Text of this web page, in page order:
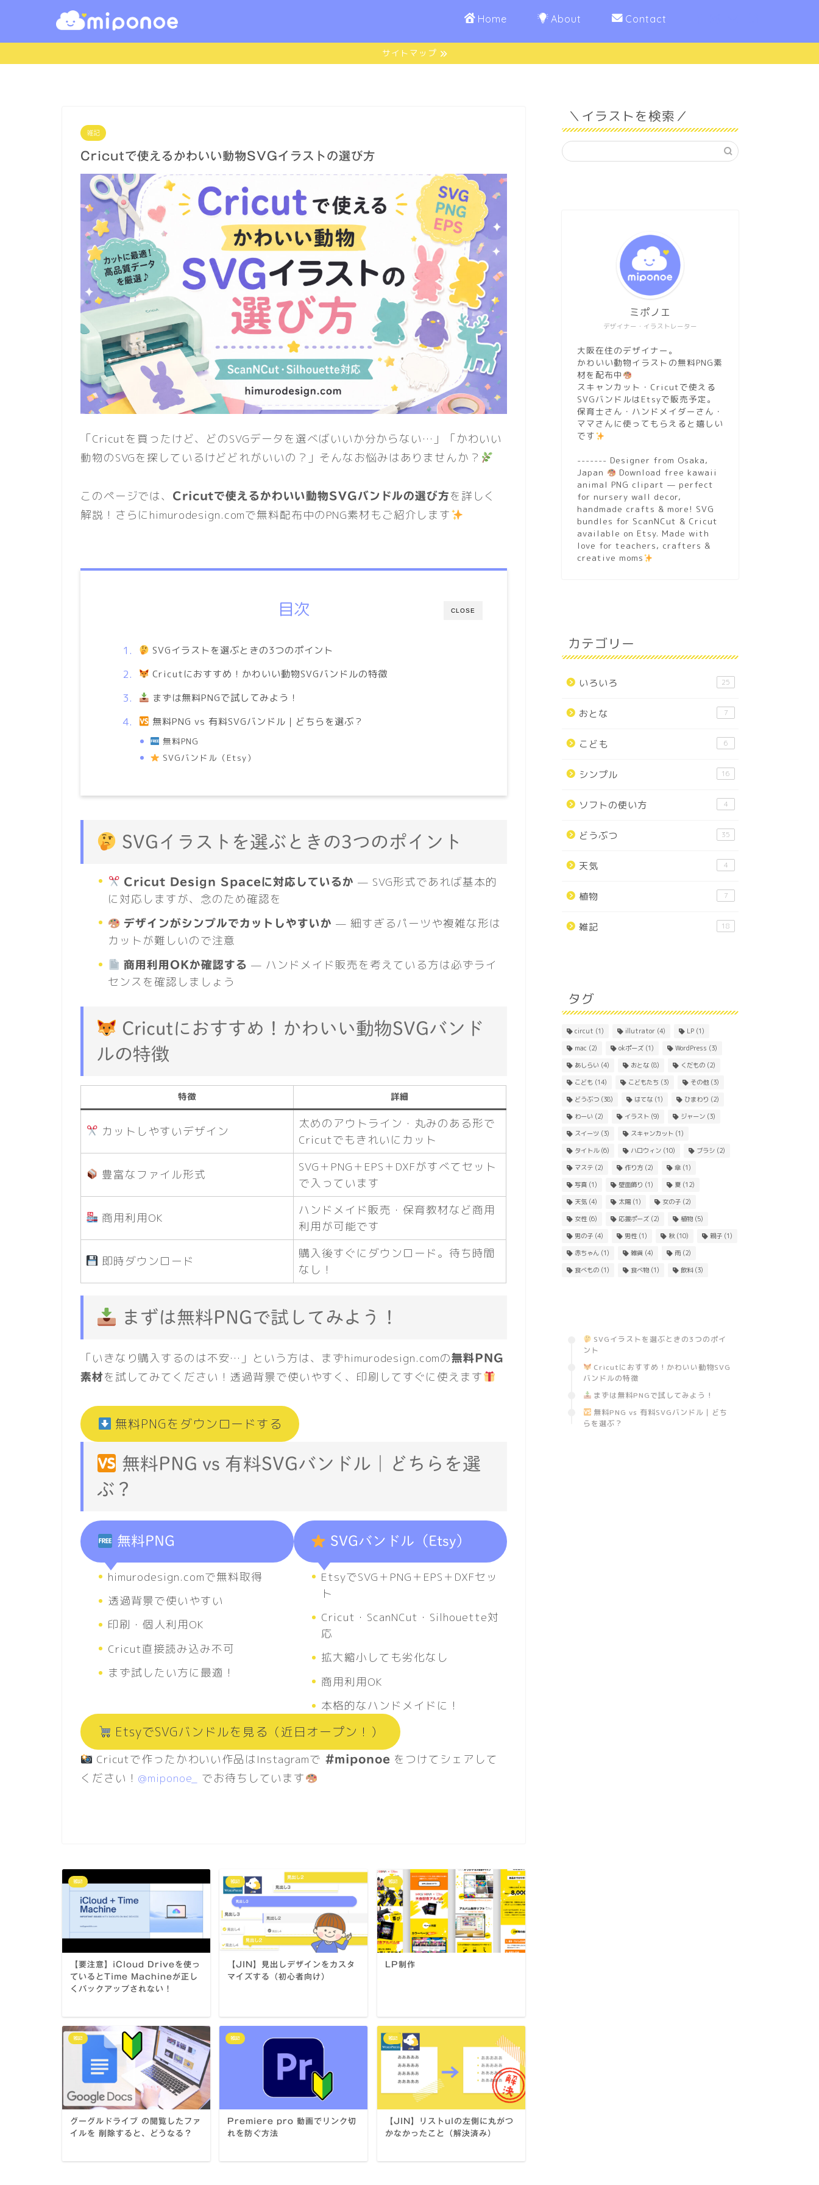
Home About Contact
サイトマップ
雑記
Cricutで使えるかわいい動物SVGイラストの選び方
「Cricutを買ったけど、どのSVGデータを選べばいいか分からない…」「かわいい
動物のSVGを探しているけどどれがいいの？」そんなお悩みはありませんか？
このページでは、 Cricutで使えるかわいい動物SVGバンドルの選び方 を詳しく
解説！さらにhimurodesign.comで無料配布中のPNG素材もご紹介します
CLOSE
目次
SVGイラストを選ぶときの3つのポイント
Cricutにおすすめ！かわいい動物SVGバンドルの特徴
まずは無料PNGで試してみよう！
無料PNG vs 有料SVGバンドル｜どちらを選ぶ？
無料PNG
SVGバンドル（Etsy）
SVGイラストを選ぶときの3つのポイント
Cricut Design Spaceに対応しているか — SVG形式であれば基本的
に対応しますが、念のため確認を
デザインがシンプルでカットしやすいか — 細すぎるパーツや複雑な形は
カットが難しいので注意
商用利用OKか確認する — ハンドメイド販売を考えている方は必ずライ
センスを確認しましょう
Cricutにおすすめ！かわいい動物SVGバンド
ルの特徴
特徴 詳細
カットしやすいデザイン
太めのアウトライン・丸みのある形で
Cricutでもきれいにカット
豊富なファイル形式
SVG＋PNG＋EPS＋DXFがすべてセット
で入っています
商用利用OK
ハンドメイド販売・保育教材など商用
利用が可能です
即時ダウンロード
購入後すぐにダウンロード。待ち時間
なし！
まずは無料PNGで試してみよう！
「いきなり購入するのは不安…」という方は、まずhimurodesign.comの無料PNG
素材を試してみてください！透過背景で使いやすく、印刷してすぐに使えます
無料PNGをダウンロードする
無料PNG vs 有料SVGバンドル｜どちらを選
ぶ？
無料PNG
himurodesign.comで無料取得
透過背景で使いやすい
印刷・個人利用OK
Cricut直接読み込み不可
まず試したい方に最適！
SVGバンドル（Etsy）
EtsyでSVG＋PNG＋EPS＋DXFセッ
ト
Cricut・ScanNCut・Silhouette対
応
拡大縮小しても劣化なし
商用利用OK
本格的なハンドメイドに！
EtsyでSVGバンドルを見る（近日オープン！）
Cricutで作ったかわいい作品はInstagramで #miponoe をつけてシェアして
ください！ @miponoe_ でお待ちしています
雑記
【要注意】iCloud Driveを使っ
ているとTime Machineが正し
くバックアップされない！
雑記
【JIN】見出しデザインをカスタ
マイズする（初心者向け）
雑記
LP制作
雑記
グーグルドライブ の閲覧したファ
イルを 削除すると、どうなる？
雑記
Premiere pro 動画でリンク切
れを防ぐ方法
雑記
【JIN】リストulの左側に丸がつ
かなかったこと（解決済み）
＼イラストを検索／
デザイナー・イラストレーター
ミポノエ
大阪在住のデザイナー。
かわいい動物イラストの無料PNG素
材を配布中
スキャンカット・Cricutで使える
SVGバンドルはEtsyで販売予定。
保育士さん・ハンドメイダーさん・
ママさんに使ってもらえると嬉しい
です
------- Designer from Osaka,
Japan
Download free kawaii
animal PNG clipart — perfect
for nursery wall decor,
handmade crafts & more! SVG
bundles for ScanNCut & Cricut
available on Etsy. Made with
love for teachers, crafters &
creative moms
カテゴリー
いろいろ 25
おとな 7
こども 6
シンプル 16
ソフトの使い方 4
どうぶつ 35
天気 4
植物 7
雑記 18
タグ
circut (1) illutrator(4) LP(1)
mac (2) okポーズ(1) WordPress (3)
あしらい (4) おとな(8) くだもの(2)
こども(14) こどもたち (3) その他(3)
どうぶつ(38) はてな(1) ひまわり (2)
わーい (2) イラスト(9) ジャーン(3)
スイーツ (3) スキャンカット(1)
タイトル(6) ハロウィン(10) ブラシ(2)
マステ(2) 作り方(2) 傘(1)
写真(1) 壁面飾り (1) 夏(12)
天気(4) 太陽(1) 女の子(2)
女性(6) 応援ポーズ(2) 植物(5)
男の子(4) 男性(1) 秋(10) 親子(1)
赤ちゃん(1) 雑貨 (4) 雨(2)
食べもの(1) 食べ物(1) 飲料(3)
SVGイラストを選ぶときの3つのポイ
ント
Cricutにおすすめ！かわいい動物SVG
バンドルの特徴
まずは無料PNGで試してみよう！
無料PNG vs 有料SVGバンドル｜どち
らを選ぶ？